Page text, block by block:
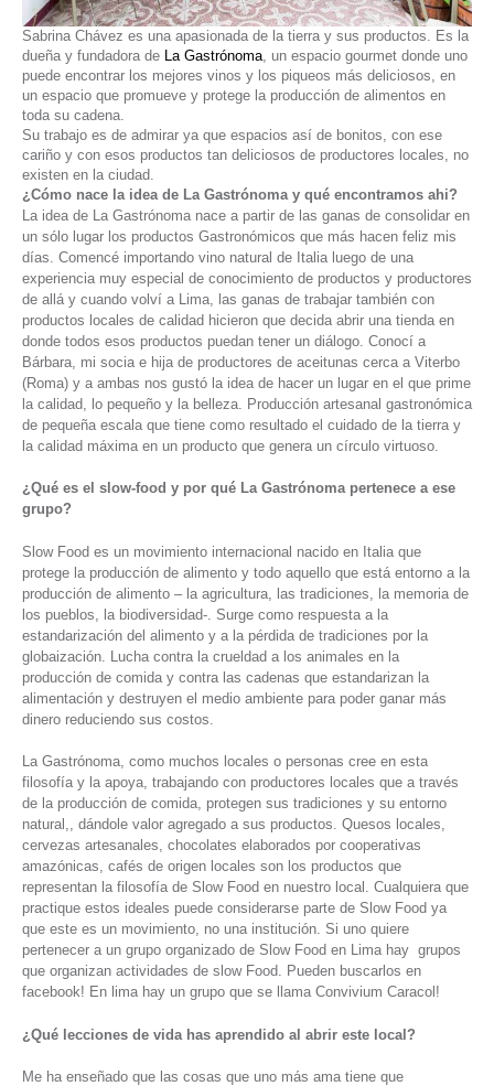
Sabrina Chávez es una apasionada de la tierra y sus productos. Es la
dueña y fundadora de La Gastrónoma , un espacio gourmet donde uno
puede encontrar los mejores vinos y los piqueos más deliciosos, en
un espacio que promueve y protege la producción de alimentos en
toda su cadena.
Su trabajo es de admirar ya que espacios así de bonitos, con ese
cariño y con esos productos tan deliciosos de productores locales, no
existen en la ciudad.
¿Cómo nace la idea de La Gastrónoma y qué encontramos ahi?
La idea de La Gastrónoma nace a partir de las ganas de consolidar en
un sólo lugar los productos Gastronómicos que más hacen feliz mis
días. Comencé importando vino natural de Italia luego de una
experiencia muy especial de conocimiento de productos y productores
de allá y cuando volví a Lima, las ganas de trabajar también con
productos locales de calidad hicieron que decida abrir una tienda en
donde todos esos productos puedan tener un diálogo. Conocí a
Bárbara, mi socia e hija de productores de aceitunas cerca a Viterbo
(Roma) y a ambas nos gustó la idea de hacer un lugar en el que prime
la calidad, lo pequeño y la belleza. Producción artesanal gastronómica
de pequeña escala que tiene como resultado el cuidado de la tierra y
la calidad máxima en un producto que genera un círculo virtuoso.
¿Qué es el slow-food y por qué La Gastrónoma pertenece a ese
grupo?
Slow Food es un movimiento internacional nacido en Italia que
protege la producción de alimento y todo aquello que está entorno a la
producción de alimento – la agricultura, las tradiciones, la memoria de
los pueblos, la biodiversidad-. Surge como respuesta a la
estandarización del alimento y a la pérdida de tradiciones por la
globaización. Lucha contra la crueldad a los animales en la
producción de comida y contra las cadenas que estandarizan la
alimentación y destruyen el medio ambiente para poder ganar más
dinero reduciendo sus costos.
La Gastrónoma, como muchos locales o personas cree en esta
filosofía y la apoya, trabajando con productores locales que a través
de la producción de comida, protegen sus tradiciones y su entorno
natural,, dándole valor agregado a sus productos. Quesos locales,
cervezas artesanales, chocolates elaborados por cooperativas
amazónicas, cafés de origen locales son los productos que
representan la filosofía de Slow Food en nuestro local. Cualquiera que
practique estos ideales puede considerarse parte de Slow Food ya
que este es un movimiento, no una institución. Si uno quiere
pertenecer a un grupo organizado de Slow Food en Lima hay grupos
que organizan actividades de slow Food. Pueden buscarlos en
facebook! En lima hay un grupo que se llama Convivium Caracol!
¿Qué lecciones de vida has aprendido al abrir este local?
Me ha enseñado que las cosas que uno más ama tiene que